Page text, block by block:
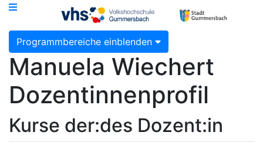
Programmbereiche einblenden
Manuela Wiechert
Dozentinnenprofil
Kurse der:des Dozent:in